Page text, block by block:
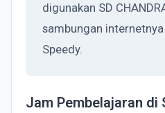
digunakan SD
sambungan
Speedy.
Jam Pembelajaran di